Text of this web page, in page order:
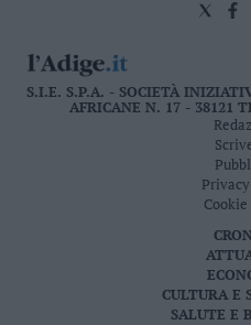
S.I.E. S.P.A. - SOCIETÀ
AFRICANE N. 17 - 38121
CULTURA E
SALUTE E